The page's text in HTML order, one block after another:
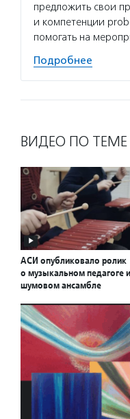
предложить свои
и компетенции
помогать на
Подробнее
ВИДЕО ПО ТЕМЕ
АСИ опубликовало ролик
о музыкальном педагоге
шумовом ансамбле